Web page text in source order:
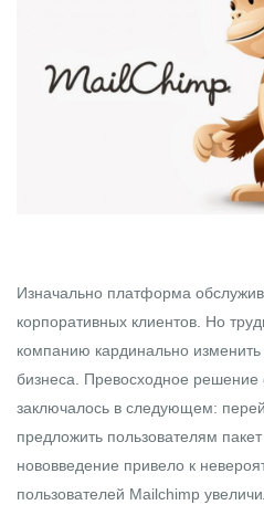
Изначально платформа
корпоративных клиентов. Но
компанию кардинально
бизнеса. Превосходное решение
заключалось в следующем:
предложить пользователям
нововведение привело к
пользователей Mailchimp